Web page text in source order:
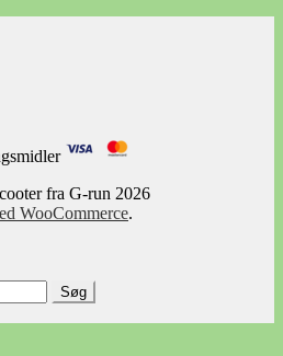
fra G-run 2026
WooCommerce.
Søg